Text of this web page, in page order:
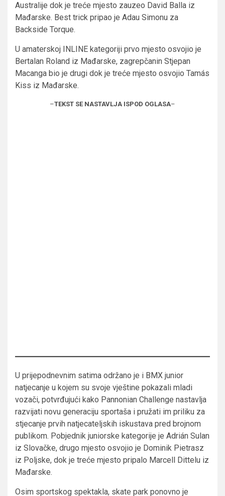
Australije dok je treće mjesto zauzeo David Balla iz
Mađarske. Best trick pripao je Adau Simonu za
Backside Torque.
U amaterskoj INLINE kategoriji prvo mjesto osvojio je
Bertalan Roland iz Mađarske, zagrepčanin Stjepan
Macanga bio je drugi dok je treće mjesto osvojio Tamás
Kiss iz Mađarske.
–TEKST SE NASTAVLJA ISPOD OGLASA–
U prijepodnevnim satima održano je i BMX junior
natjecanje u kojem su svoje vještine pokazali mladi
vozači, potvrđujući kako Pannonian Challenge nastavlja
razvijati novu generaciju sportaša i pružati im priliku za
stjecanje prvih natjecateljskih iskustava pred brojnom
publikom. Pobjednik juniorske kategorije je Adrián Sulan
iz Slovačke, drugo mjesto osvojio je Dominik Pietrasz
iz Poljske, dok je treće mjesto pripalo Marcell Dittelu iz
Mađarske.
Osim sportskog spektakla, skate park ponovno je